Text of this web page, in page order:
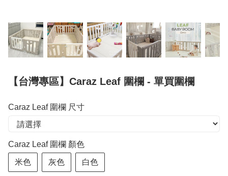
【台灣專區】Caraz Leaf 圍欄 - 單買圍欄
Caraz Leaf 圍欄 尺寸
Caraz Leaf 圍欄 顏色
米色 灰色 白色